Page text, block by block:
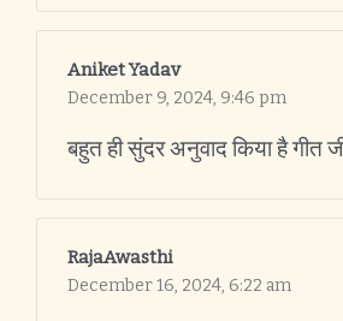
Aniket Yadav
December 9, 2024, 9:46 pm
बहुत ही सुंदर अनुवाद किया है गीत
RajaAwasthi
December 16, 2024, 6:22 am